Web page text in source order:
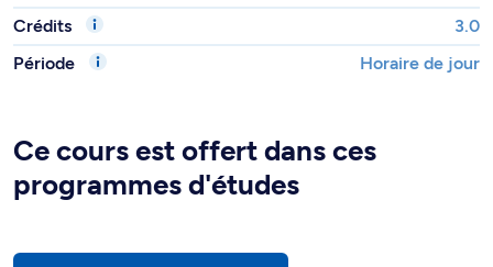
Crédits
3.0
Période
Horaire de jour
Ce cours est offert dans ces
programmes d'études